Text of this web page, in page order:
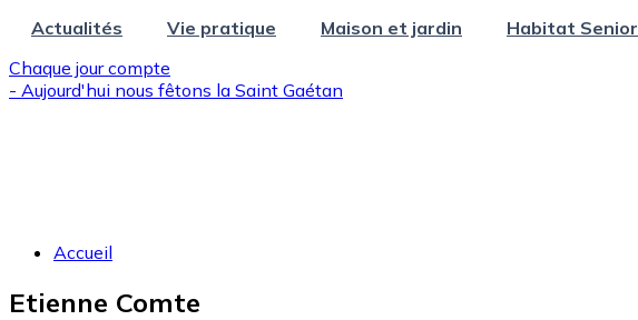
Actualités
Vie pratique Maison et jardin Habitat Senior
Chaque jour compte
- Aujourd'hui nous fêtons la Saint Gaétan
Accueil
Etienne Comte